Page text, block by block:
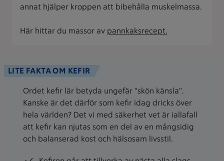
annat hjälper kroppen att bibehålla muskelmassa.
Här hittar du massor av pannkaksrecept.
LITE FAKTA OM KEFIR
Ordet kefir lär betyda ungefär "skön känsla".
Kanske är det därför som kefir idag dricks över
hela världen? Det vi med säkerhet vet är iallafall
att kefir kan njutas som en del av en mångsidig
och balanserad kost och hälsosam livsstil.